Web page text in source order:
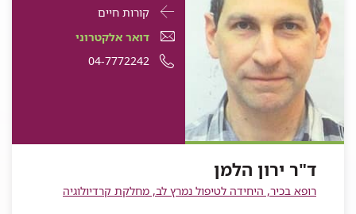
פרטי
התקשרות
עבור
ד"ר
קורות חייםעבור
ד"ר
ירון
דואר
אלקטרוני
דואר אלקטרוני
מספר
04-7772242
ד"ר ירון הלמן
רופא בכיר, היחידה לטיפול נמרץ לב, מחלקת קרדיולוגיה